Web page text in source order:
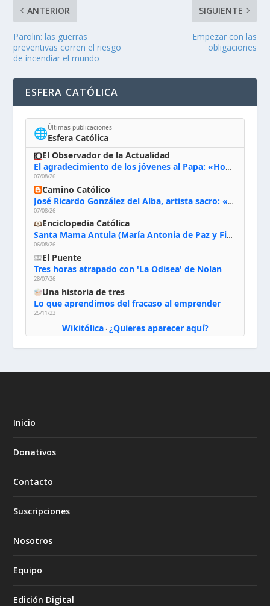
ANTERIOR
Parolin: las guerras
preventivas corren el riesgo
de incendiar el mundo
SIGUIENTE
Empezar con las
obligaciones
ESFERA CATÓLICA
🌐Últimas publicaciones
Esfera Católica
El Observador de la Actualidad
El agradecimiento de los jóvenes al Papa: «Hoy nos sentimos Iglesia»
07/08/26
Camino Católico
José Ricardo González del Alba, artista sacro: «Yo oro, hablo con Dios, le pido al Espíritu Santo su inspiración y siempre pinto rezando el rosario para que sea Él quien actúe a través de mis manos»
07/08/26
Enciclopedia Católica
Santa Mama Antula (María Antonia de Paz y Figueroa)
06/08/26
El Puente
Tres horas atrapado con 'La Odisea' de Nolan
28/07/26
Una historia de tres
Lo que aprendimos del fracaso al emprender
25/11/23
Wikitólica· ¿Quieres aparecer aquí?
Inicio
Donativos
Contacto
Suscripciones
Nosotros
Equipo
Edición Digital